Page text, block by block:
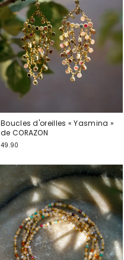
Boucles d'oreilles « Yasmina »
de CORAZON
49.90